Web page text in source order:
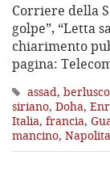
Corriere della
golpe”, “Letta
chiarimento
pagina:
assad,
siriano, Doha,
Italia, francia,
mancino,